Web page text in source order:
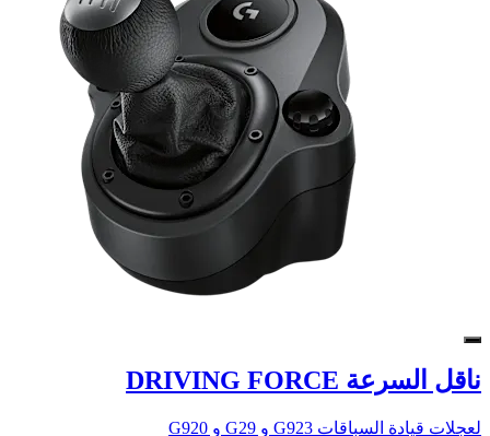
ناقل السرعة DRIVING FORCE
لعجلات قيادة السباقات G923 و G29 و G920